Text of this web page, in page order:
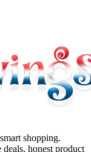
shopping.
honest product